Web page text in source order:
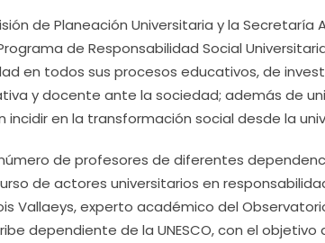
de Planeación Universitaria y la
de Responsabilidad Social
en todos sus procesos educativos, de
y docente ante la sociedad; además de
incidir en la transformación social desde la
de profesores de diferentes
de actores universitarios en
Vallaeys, experto académico del
dependiente de la UNESCO, con el